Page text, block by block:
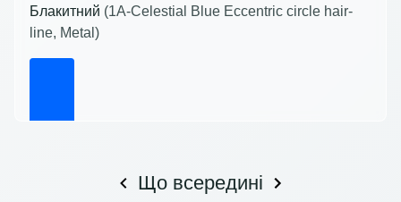
Блакитний (1A-Celestial Blue Eccentric circle hair-
line, Metal)
Що всередині